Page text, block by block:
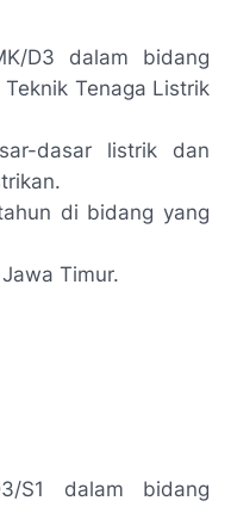
D3 dalam bidang
Tenaga Listrik
dasar listrik dan
di bidang yang
Timur.
S1 dalam bidang